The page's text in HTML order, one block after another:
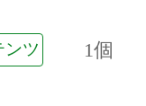
ンツ 1個